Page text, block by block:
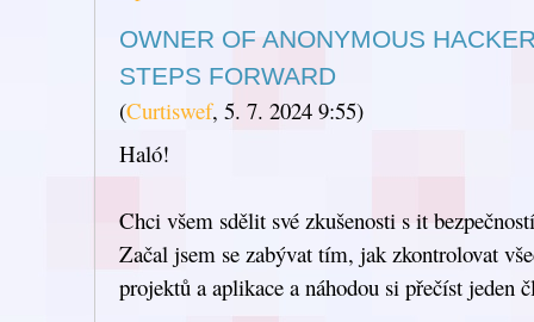
OWNER OF ANONYMOUS
STEPS FORWARD
(Curtiswef, 5. 7. 2024 9:55)
Haló!
Chci všem sdělit své zkušenosti s it
Začal jsem se zabývat tím, jak zkontrolovat
projektů a aplikace a náhodou si přečíst jeden